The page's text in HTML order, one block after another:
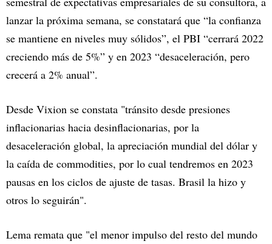
lanzar la próxima semana, se constatará que “la confianza
se mantiene en niveles muy sólidos”, el PBI “cerrará 2022
creciendo más de 5%” y en 2023 “desaceleración, pero
crecerá a 2% anual”.
Desde Vixion se constata "tránsito desde presiones
inflacionarias hacia desinflacionarias, por la
desaceleración global, la apreciación mundial del dólar y
la caída de commodities, por lo cual tendremos en 2023
pausas en los ciclos de ajuste de tasas. Brasil la hizo y
otros lo seguirán".
Lema remata que "el menor impulso del resto del mundo